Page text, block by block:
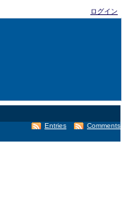
ログイン
Comments
Entries